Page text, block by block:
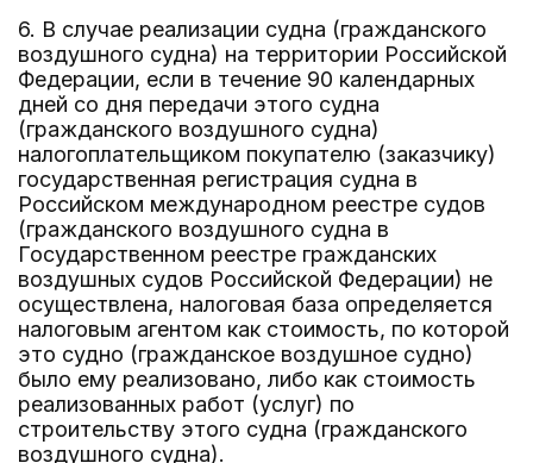
6. В случае реализации судна (гражданского
воздушного судна) на территории Российской
Федерации, если в течение 90 календарных
дней со дня передачи этого судна
(гражданского воздушного судна)
налогоплательщиком покупателю (заказчику)
государственная регистрация судна в
Российском международном реестре судов
(гражданского воздушного судна в
Государственном реестре гражданских
воздушных судов Российской Федерации) не
осуществлена, налоговая база определяется
налоговым агентом как стоимость, по которой
это судно (гражданское воздушное судно)
было ему реализовано, либо как стоимость
реализованных работ (услуг) по
строительству этого судна (гражданского
воздушного судна).